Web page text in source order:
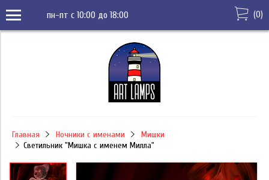
пн-пт с 10:00 до 18:00 (0)
Главная Ночники с именами
Мишки
Светильник "Мишка с именем Милла"